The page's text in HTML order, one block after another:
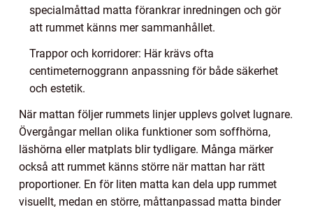
specialmåttad matta förankrar inredningen och gör
att rummet känns mer sammanhållet.
Trappor och korridorer: Här krävs ofta
centimeternoggrann anpassning för både säkerhet
och estetik.
När mattan följer rummets linjer upplevs golvet lugnare.
Övergångar mellan olika funktioner som soffhörna,
läshörna eller matplats blir tydligare. Många märker
också att rummet känns större när mattan har rätt
proportioner. En för liten matta kan dela upp rummet
visuellt, medan en större, måttanpassad matta binder